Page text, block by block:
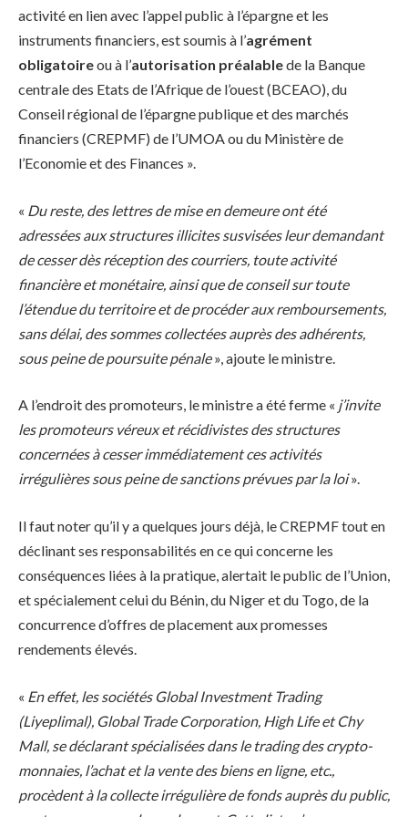
activité en lien avec l’appel public à l’épargne et les
instruments financiers, est soumis à l’agrément
obligatoireou à l’autorisation préalablede la Banque
centrale des Etats de l’Afrique de l’ouest (BCEAO), du
Conseil régional de l’épargne publique et des marchés
financiers (CREPMF) de l’UMOA ou du Ministère de
l’Economie et des Finances ».
« Du reste, des lettres de mise en demeure ont été
adressées aux structures illicites susvisées leur demandant
de cesser dès réception des courriers, toute activité
financière et monétaire, ainsi que de conseil sur toute
l’étendue du territoire et de procéder aux remboursements,
sans délai, des sommes collectées auprès des adhérents,
sous peine de poursuite pénale», ajoute le ministre.
A l’endroit des promoteurs, le ministre a été ferme « j’invite
les promoteurs véreux et récidivistes des structures
concernées à cesser immédiatement ces activités
irrégulières sous peine de sanctions prévues par la loi».
Il faut noter qu’il y a quelques jours déjà, le CREPMF tout en
déclinant ses responsabilités en ce qui concerne les
conséquences liées à la pratique, alertait le public de l’Union,
et spécialement celui du Bénin, du Niger et du Togo, de la
concurrence d’offres de placement aux promesses
rendements élevés.
« En effet, les sociétés Global Investment Trading
(Liyeplimal), Global Trade Corporation, High Life et Chy
Mall, se déclarant spécialisées dans le trading des crypto-
monnaies, l’achat et la vente des biens en ligne, etc.,
procèdent à la collecte irrégulière de fonds auprès du public,